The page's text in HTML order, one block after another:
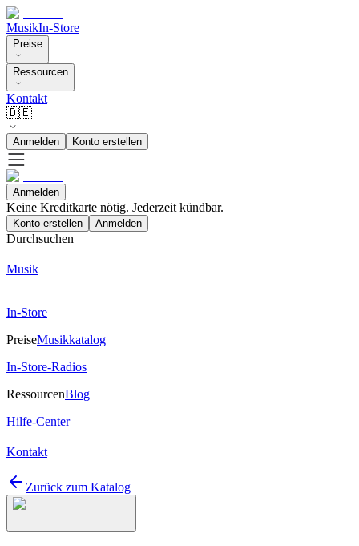
MusikIn-Store
Preise
Ressourcen
Kontakt
🇩🇪
Anmelden Konto erstellen
Anmelden
Keine Kreditkarte nötig. Jederzeit kündbar.
Konto erstellen Anmelden
Durchsuchen
Musik
In-Store
PreiseMusikkatalog
In-Store-Radios
RessourcenBlog
Hilfe-Center
Kontakt
Zurück zum Katalog